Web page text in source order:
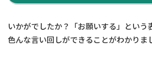
いかがでしたか？「お願いする」という
色んな言い回しができることがわかりま